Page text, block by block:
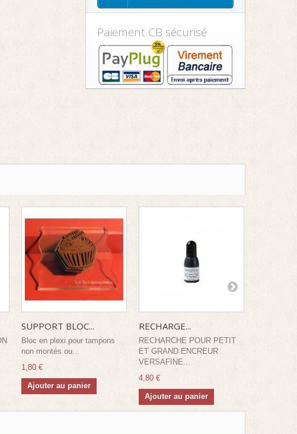
Paiement CB sécurisé
SUPPORT BLOC...
Bloc en plexi pour tampons
non montés ou...
1,80 €
Ajouter au panier
RECHARGE...
RECHARCHE POUR PETIT
ET GRAND ENCREUR
VERSAFINE...
4,80 €
Ajouter au panier